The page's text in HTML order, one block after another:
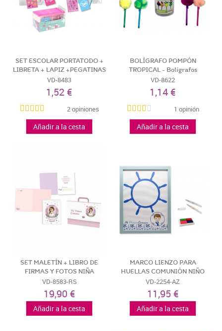
SET ESCOLAR PORTATODO +
LIBRETA + LAPIZ +PEGATINAS
-...
VD-8483
1,52 €
2 opiniones
Añadir a la cesta
BOLÍGRAFO POMPÓN
TROPICAL - Bolígrafos
Infantiles...
VD-8622
1,14 €
1 opinión
Añadir a la cesta
SET MALETÍN + LIBRO DE
FIRMAS Y FOTOS NIÑA
VD-8583-RS
19,90 €
Añadir a la cesta
MARCO LIENZO PARA
HUELLAS COMUNIÓN NIÑO
VD-2254-AZ
11,95 €
Añadir a la cesta